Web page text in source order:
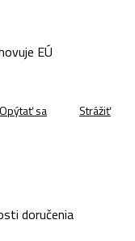
doručenia
EÚ
Opýtať sa Strážiť